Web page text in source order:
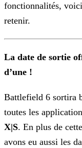
fonctionnalités,
retenir.
La date de sortie
d’une !
Battlefield 6 sortira
toutes les
X|S. En plus de
avons eu aussi les